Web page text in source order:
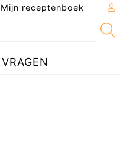
Mijn receptenboek
VRAGEN